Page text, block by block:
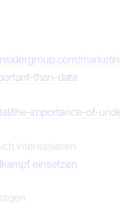
than-data
the-importance-of-
interessieren
einsetzen